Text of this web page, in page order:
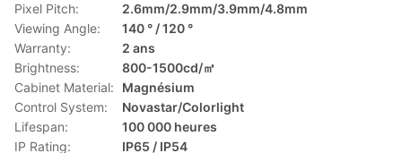
Pixel Pitch:
2.6mm/2.9mm/3.9mm/4.8mm
Viewing Angle:
140 ° / 120 °
Warranty:
2 ans
Brightness:
800-1500cd/㎡
Cabinet Material:
Magnésium
Control System:
Novastar/Colorlight
Lifespan:
100 000 heures
IP Rating:
IP65 / IP54